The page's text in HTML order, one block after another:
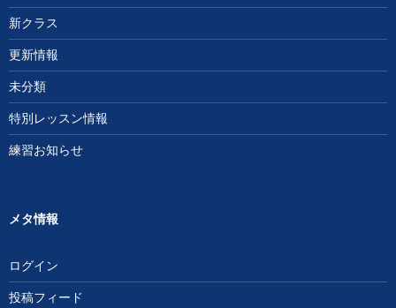
新クラス
更新情報
未分類
特別レッスン情報
練習お知らせ
メタ情報
ログイン
投稿フィード